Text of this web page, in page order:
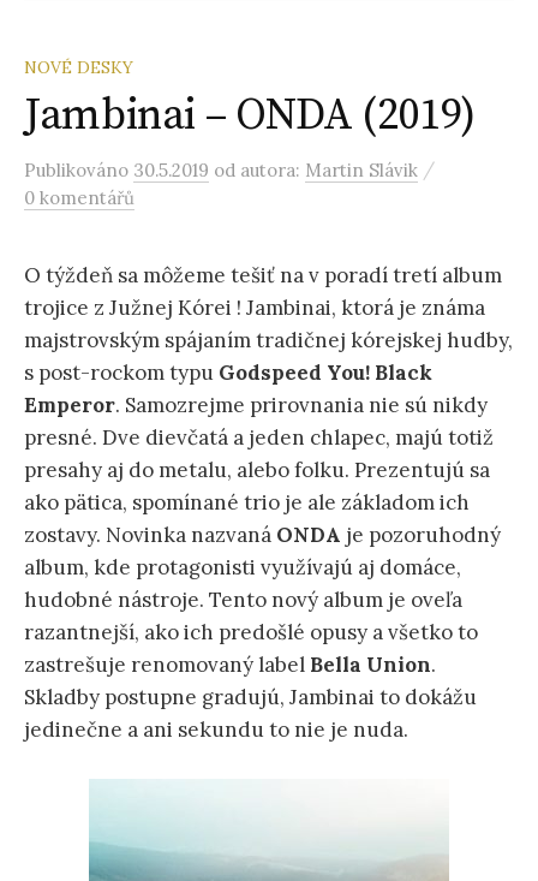
NOVÉ DESKY
Jambinai – ONDA (2019)
Publikováno 30.5.2019 od autora: Martin Slávik /
0 komentářů
O týždeň sa môžeme tešiť na v poradí tretí album
trojice z Južnej Kórei ! Jambinai, ktorá je známa
majstrovským spájaním tradičnej kórejskej hudby,
s post-rockom typu Godspeed You! Black
Emperor. Samozrejme prirovnania nie sú nikdy
presné. Dve dievčatá a jeden chlapec, majú totiž
presahy aj do metalu, alebo folku. Prezentujú sa
ako pätica, spomínané trio je ale základom ich
zostavy. Novinka nazvaná ONDA je pozoruhodný
album, kde protagonisti využívajú aj domáce,
hudobné nástroje. Tento nový album je oveľa
razantnejší, ako ich predošlé opusy a všetko to
zastrešuje renomovaný label Bella Union.
Skladby postupne gradujú, Jambinai to dokážu
jedinečne a ani sekundu to nie je nuda.